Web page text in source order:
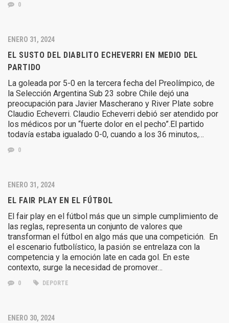
0
ENERO 31, 2024
EL SUSTO DEL DIABLITO ECHEVERRI EN MEDIO DEL
PARTIDO
La goleada por 5-0 en la tercera fecha del Preolímpico, de
la Selección Argentina Sub 23 sobre Chile dejó una
preocupación para Javier Mascherano y River Plate sobre
Claudio Echeverri. Claudio Echeverri debió ser atendido por
los médicos por un “fuerte dolor en el pecho”.El partido
todavía estaba igualado 0-0, cuando a los 36 minutos,…
0
ENERO 31, 2024
EL FAIR PLAY EN EL FÚTBOL
El fair play en el fútbol más que un simple cumplimiento de
las reglas, representa un conjunto de valores que
transforman el fútbol en algo más que una competición. En
el escenario futbolístico, la pasión se entrelaza con la
competencia y la emoción late en cada gol. En este
contexto, surge la necesidad de promover…
0 DEPORTE
ENERO 30, 2024